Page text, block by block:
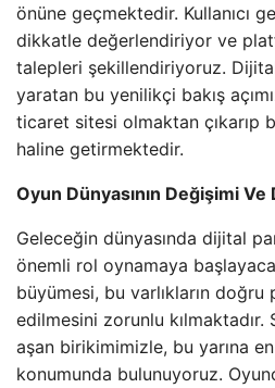
önüne geçmektedir. Kullanıcı
dikkatle değerlendiriyor ve
talepleri şekillendiriyoruz.
yaratan bu yenilikçi bakış
ticaret sitesi olmaktan çıkarıp
haline getirmektedir.
Oyun Dünyasının Değişimi Ve
Geleceğin dünyasında dijital
önemli rol oynamaya
büyümesi, bu varlıkların
edilmesini zorunlu
aşan birikimimizle, bu yarına
konumunda bulunuyoruz.